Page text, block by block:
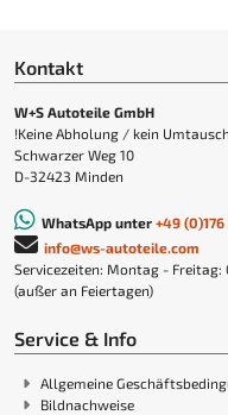
Kontakt
W+S Autoteile GmbH
!Keine Abholung / kein
Schwarzer Weg 10
D-32423 Minden
WhatsApp unter +49
info@ws-autoteile.com
Servicezeiten: Montag - Freitag:
(außer an Feiertagen)
Service & Info
Allgemeine
Bildnachweise